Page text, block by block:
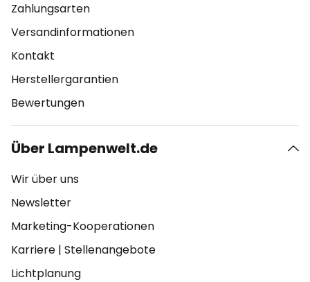
Zahlungsarten
Versandinformationen
Kontakt
Herstellergarantien
Bewertungen
Über Lampenwelt.de
Wir über uns
Newsletter
Marketing-Kooperationen
Karriere | Stellenangebote
Lichtplanung